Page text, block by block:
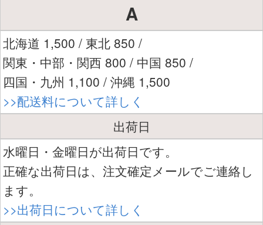
A
北海道 1,500 / 東北 850 /
関東・中部・関西 800 / 中国 850 /
四国・九州 1,100 / 沖縄 1,500
>>配送料について詳しく
出荷日
水曜日・金曜日が出荷日です。
正確な出荷日は、注文確定メールでご連絡し
ます。
>>出荷日について詳しく